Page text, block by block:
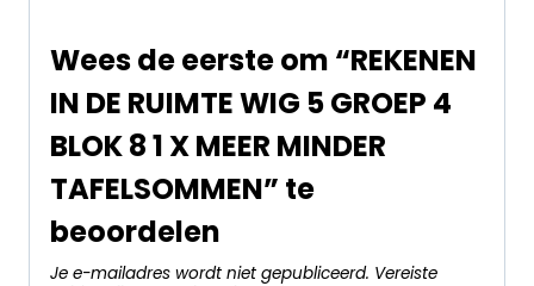
Wees de eerste om “REKENEN
IN DE RUIMTE WIG 5 GROEP 4
BLOK 8 1 X MEER MINDER
TAFELSOMMEN” te
beoordelen
Je e-mailadres wordt niet gepubliceerd. Vereiste